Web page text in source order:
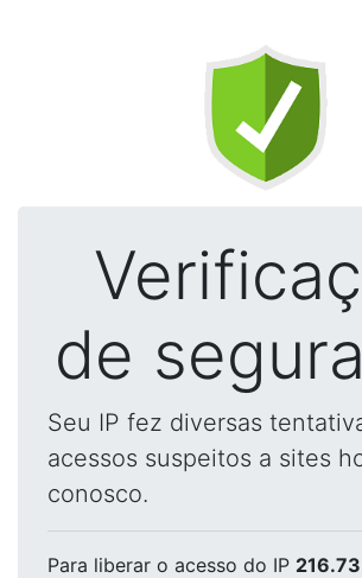
de
Seu IP fez diversas
acessos suspeitos a sites
conosco.
Para liberar o acesso do IP